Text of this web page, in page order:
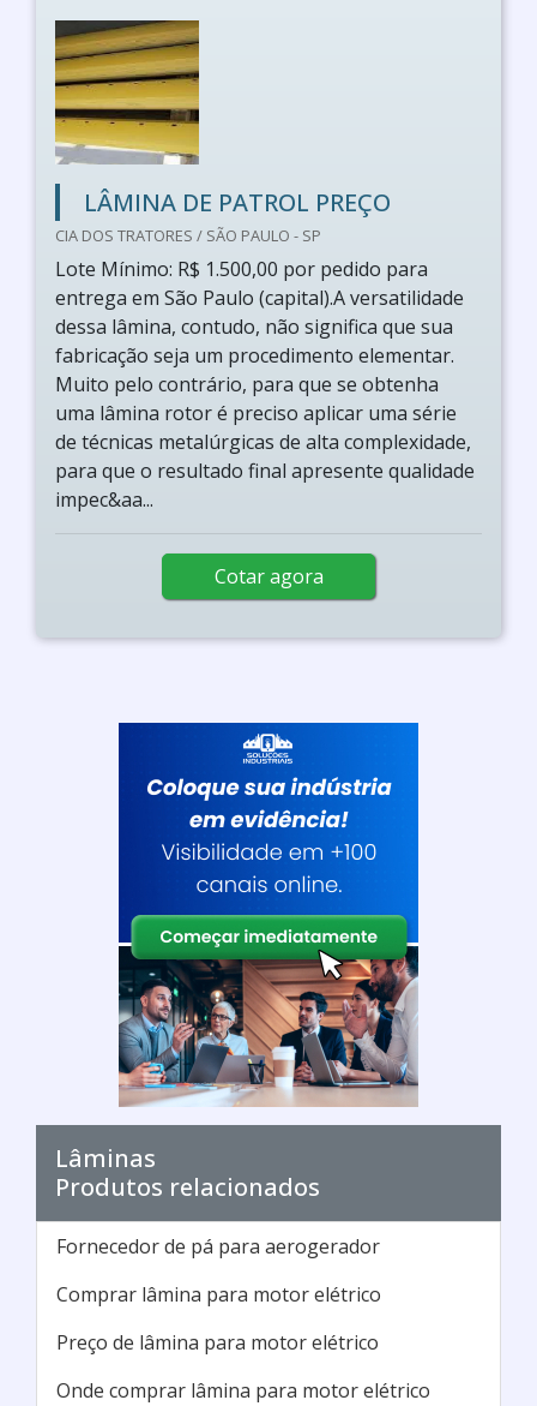
LÂMINA DE PATROL PREÇO
CIA DOS TRATORES / SÃO PAULO - SP
Lote Mínimo: R$ 1.500,00 por pedido para
entrega em São Paulo (capital).A versatilidade
dessa lâmina, contudo, não significa que sua
fabricação seja um procedimento elementar.
Muito pelo contrário, para que se obtenha
uma lâmina rotor é preciso aplicar uma série
de técnicas metalúrgicas de alta complexidade,
para que o resultado final apresente qualidade
impec&aa...
Cotar agora
Lâminas
Produtos relacionados
Fornecedor de pá para aerogerador
Comprar lâmina para motor elétrico
Preço de lâmina para motor elétrico
Onde comprar lâmina para motor elétrico